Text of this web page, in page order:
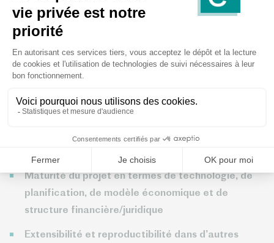
Les projets sont minutieusement évalués en fonction des
critères suivants :
(absolue et relative)
Degré d’innovation par rapport à l’état de l’art en
Maturité du projet en termes de technologie, de
planification, de modèle économique et de
structure financière/juridique
Extensibilité et reproductibilité dans d’autres